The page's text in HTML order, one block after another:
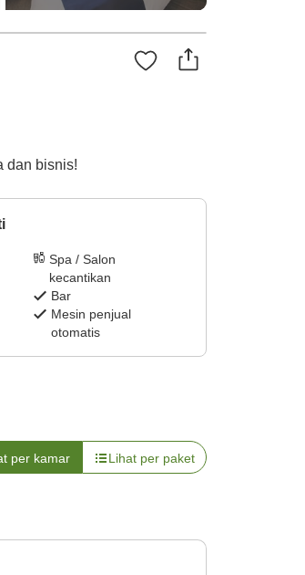
dan bisnis!
Spa / Salon
kecantikan
Bar
Mesin penjual
otomatis
per kamar Lihat per paket